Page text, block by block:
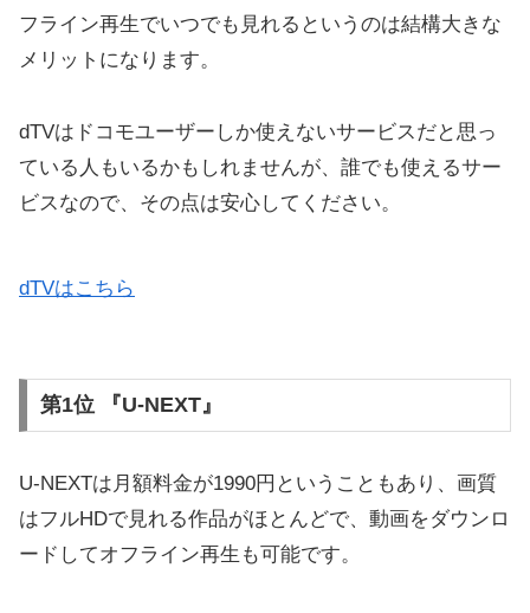
フライン再生でいつでも見れるというのは結構大きな
メリットになります。
dTVはドコモユーザーしか使えないサービスだと思っ
ている人もいるかもしれませんが、誰でも使えるサー
ビスなので、その点は安心してください。
dTVはこちら
第1位 『U-NEXT』
U-NEXTは月額料金が1990円ということもあり、画質
はフルHDで見れる作品がほとんどで、動画をダウンロ
ードしてオフライン再生も可能です。